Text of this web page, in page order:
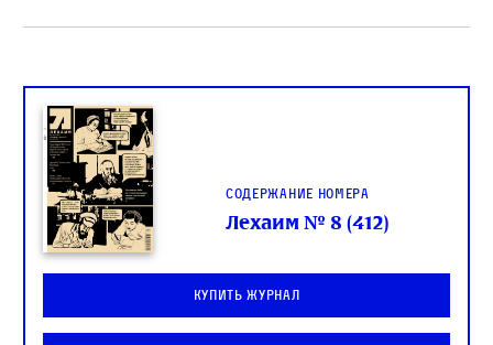
Содержание номера
Лехаим № 8 (412)
Купить журнал